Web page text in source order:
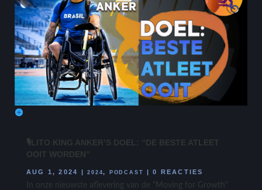
🎙LITO KING ANKER’S DOEL: “DE BESTE ATLEET
OOIT WORDEN”
AUG 1, 2024 |2024, PODCAST |0 REACTIES
In onze nieuwste aflevering van de "Moving for Growth"